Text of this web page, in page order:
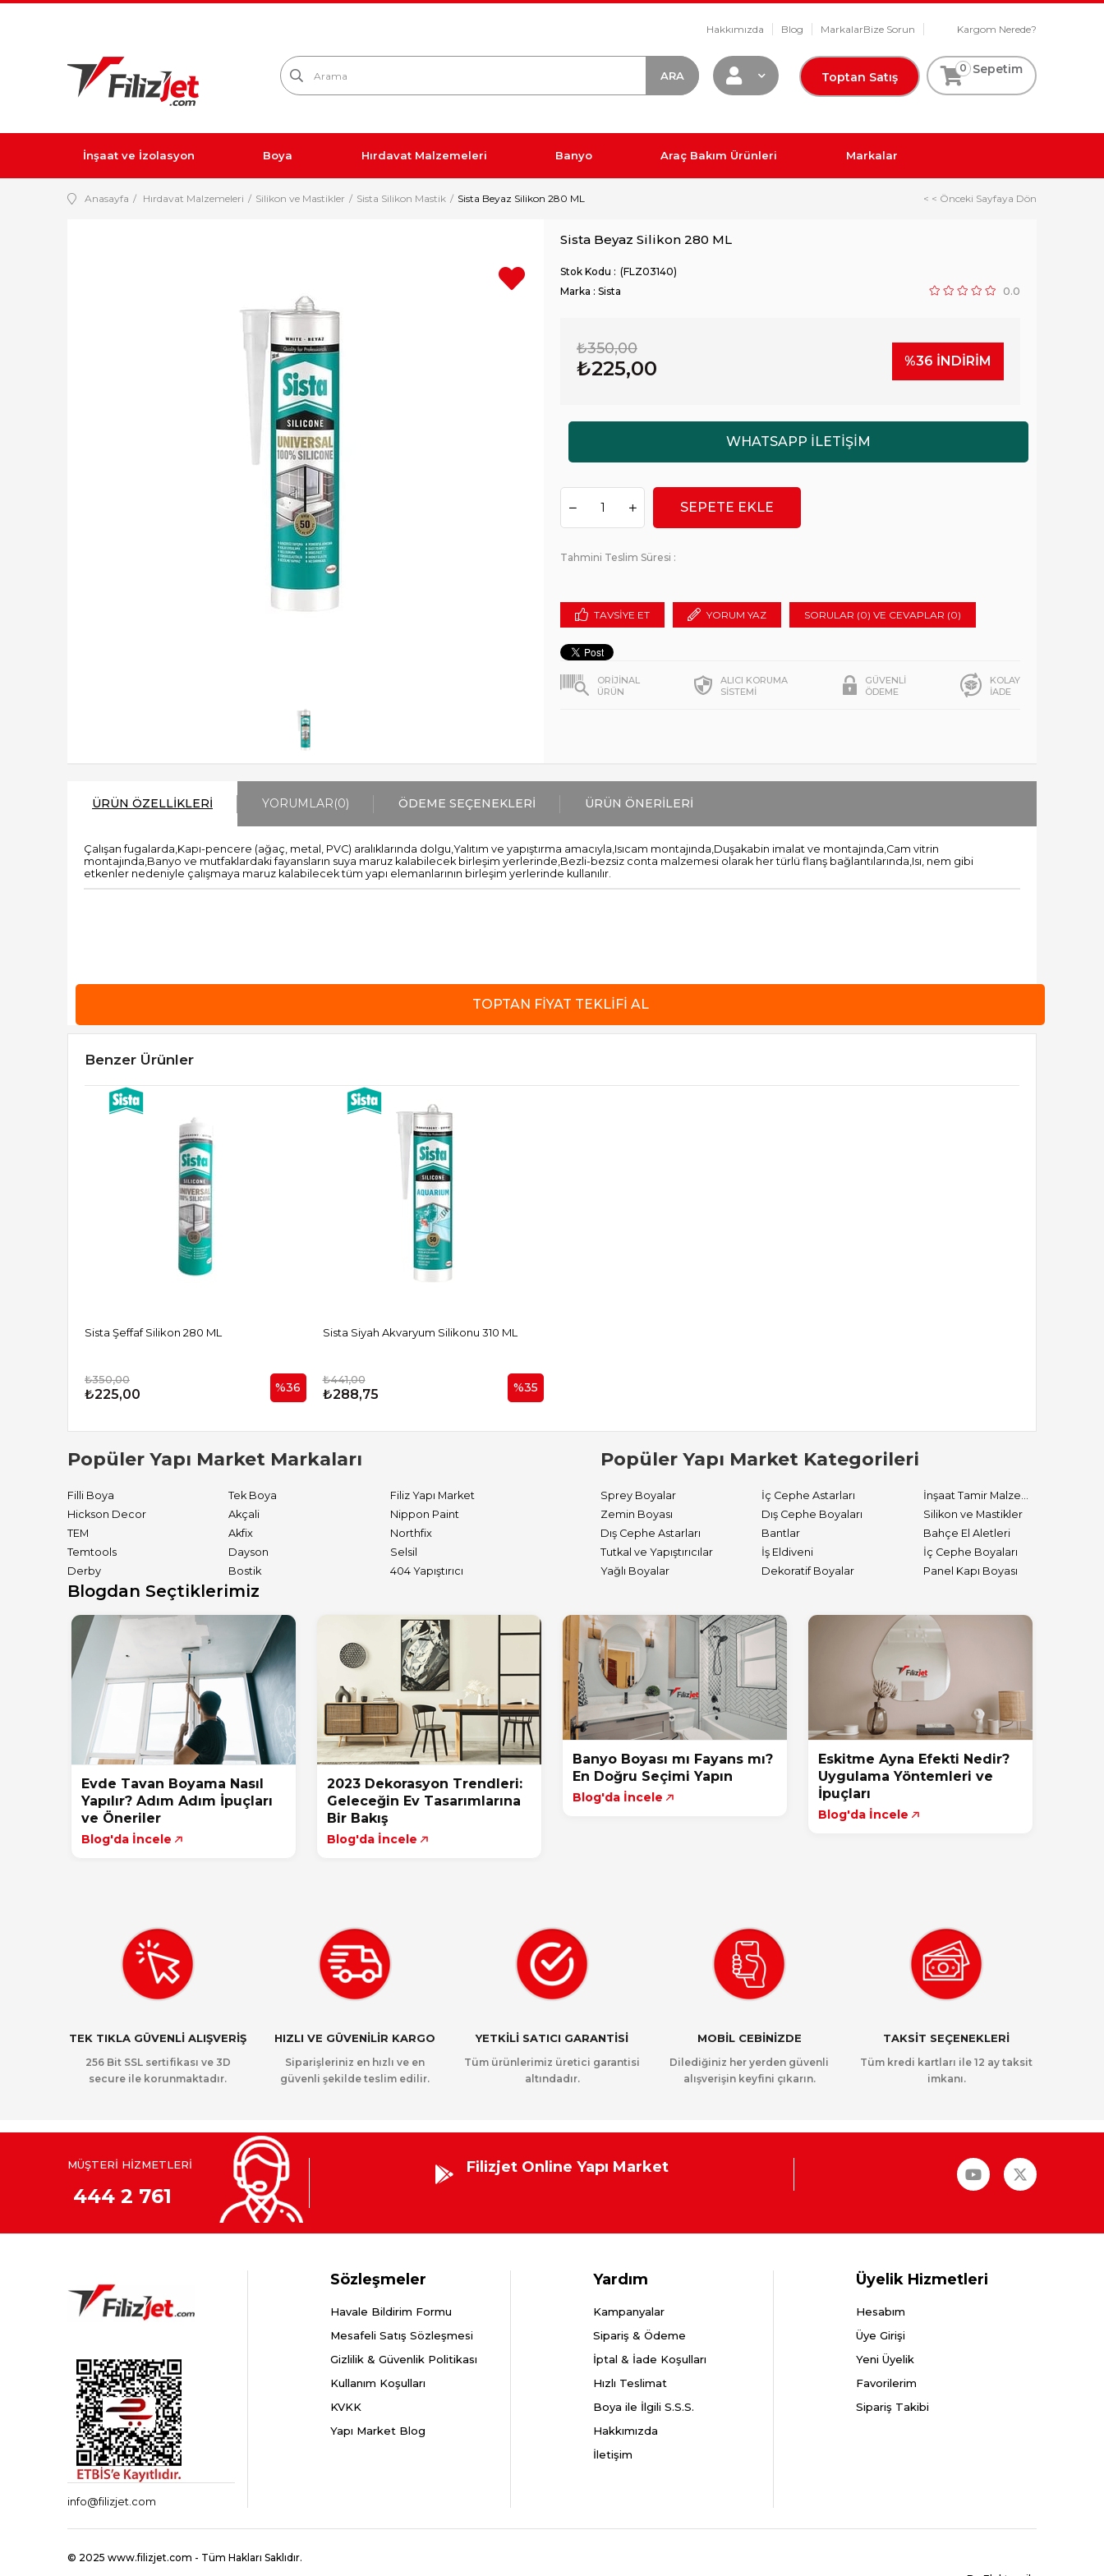
Hakkımızda Blog MarkalarBize Sorun Kargom Nerede?
Sepetim
0
Toptan Satış
İnşaat ve İzolasyon Boya Hırdavat Malzemeleri Banyo Araç Bakım Ürünleri Markalar
Anasayfa Hırdavat Malzemeleri Silikon ve Mastikler Sista Silikon Mastik Sista Beyaz Silikon 280 ML < < Önceki Sayfaya Dön
Sista Beyaz Silikon 280 ML
(FLZ03140)
Marka : Sista 0.0
₺350,00
₺225,00 %36 İNDIRIM
Tahmini Teslim Süresi :
TAVSIYE ET YORUM YAZ SORULAR (0) VE CEVAPLAR (0)
ORİJİNAL
ÜRÜN
ALICI KORUMA
SİSTEMİ
GÜVENLİ
ÖDEME
KOLAY
İADE
ÜRÜN ÖZELLIKLERI YORUMLAR(0) ÖDEME SEÇENEKLERI ÜRÜN ÖNERILERI
Çalışan fugalarda,Kapı-pencere (ağaç, metal, PVC) aralıklarında dolgu,Yalıtım ve yapıştırma amacıyla,Isıcam montajında,Duşakabin imalat ve montajında,Cam vitrin
montajında,Banyo ve mutfaklardaki fayansların suya maruz kalabilecek birleşim yerlerinde,Bezli-bezsiz conta malzemesi olarak her türlü flanş bağlantılarında,Isı, nem gibi
etkenler nedeniyle çalışmaya maruz kalabilecek tüm yapı elemanlarının birleşim yerlerinde kullanılır.
Benzer Ürünler
Sista Şeffaf Silikon 280 ML
₺350,00
₺225,00 %36
Sista Siyah Akvaryum Silikonu 310 ML
₺441,00
₺288,75 %35
Popüler Yapı Market Markaları
Filli Boya Tek Boya
Filiz Yapı Market
Hickson Decor
Akçali
Nippon Paint
TEM
Akfix
Northfix
Temtools
Dayson
Selsil
Derby
Bostik 404 Yapıştırıcı
Popüler Yapı Market Kategorileri
Sprey Boyalar İç Cephe Astarları
Zemin Boyası
Dış Cephe Boyaları
Silikon ve Mastikler
Dış Cephe Astarları
Bantlar
Bahçe El Aletleri
Tutkal ve Yapıştırıcılar
İş Eldiveni
İç Cephe Boyaları
Yağlı Boyalar
Dekoratif Boyalar Panel Kapı Boyası
Blogdan Seçtiklerimiz
Evde Tavan Boyama Nasıl
Yapılır? Adım Adım İpuçları
ve Öneriler
Blog'da İncele
2023 Dekorasyon Trendleri:
Geleceğin Ev Tasarımlarına
Bir Bakış
Blog'da İncele
Banyo Boyası mı Fayans mı?
En Doğru Seçimi Yapın
Blog'da İncele
Eskitme Ayna Efekti Nedir?
Uygulama Yöntemleri ve
İpuçları
Blog'da İncele
TEK TIKLA GÜVENLİ ALIŞVERİŞ
256 Bit SSL sertifikası ve 3D
secure ile korunmaktadır.
HIZLI VE GÜVENİLİR KARGO
Siparişleriniz en hızlı ve en
güvenli şekilde teslim edilir.
YETKİLİ SATICI GARANTİSİ
Tüm ürünlerimiz üretici garantisi
altındadır.
MOBİL CEBİNİZDE
Dilediğiniz her yerden güvenli
alışverişin keyfini çıkarın.
TAKSİT SEÇENEKLERİ
Tüm kredi kartları ile 12 ay taksit
imkanı.
MÜŞTERİ HİZMETLERİ
444 2 761
Filizjet Online Yapı Market
info@filizjet.com
Sözleşmeler
Havale Bildirim Formu
Mesafeli Satış Sözleşmesi
Gizlilik & Güvenlik Politikası
Kullanım Koşulları
KVKK
Yapı Market Blog
Yardım
Kampanyalar
Sipariş & Ödeme
İptal & İade Koşulları
Hızlı Teslimat
Boya ile İlgili S.S.S.
Hakkımızda
İletişim
Üyelik Hizmetleri
Hesabım
Üye Girişi
Yeni Üyelik
Favorilerim
Sipariş Takibi
© 2025 www.filizjet.com - Tüm Hakları Saklıdır.